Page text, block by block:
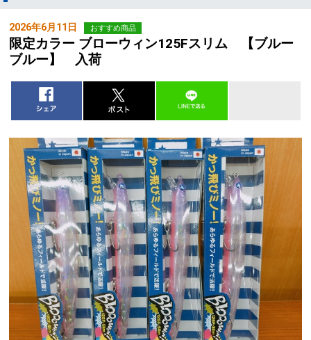
2026年6月11日 おすすめ商品
限定カラー ブローウィン125Fスリム 【ブルー
ブルー】 入荷